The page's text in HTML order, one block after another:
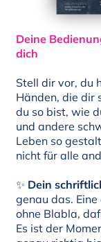
Deine
dich
Stell dir vor, du
Händen, die dir
du so bist, wie
und andere
Leben so
nicht für alle
✨ Dein
genau das.
ohne Blabla,
Es ist der